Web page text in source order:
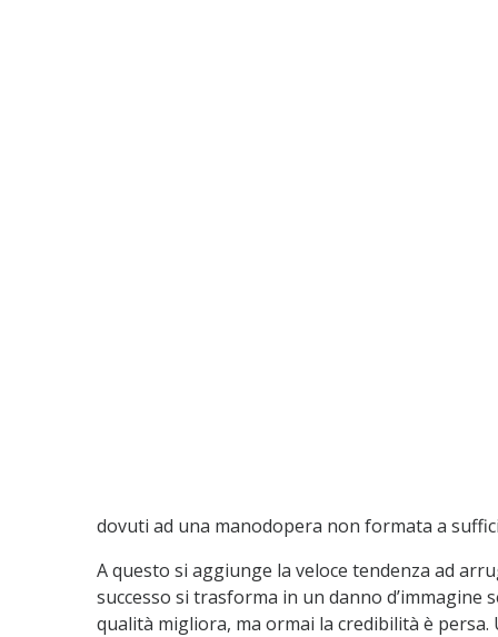
dovuti ad una manodopera non formata a
A questo si aggiunge la veloce tendenza ad
successo si trasforma in un danno d’immagine
qualità migliora, ma ormai la credibilità è persa.